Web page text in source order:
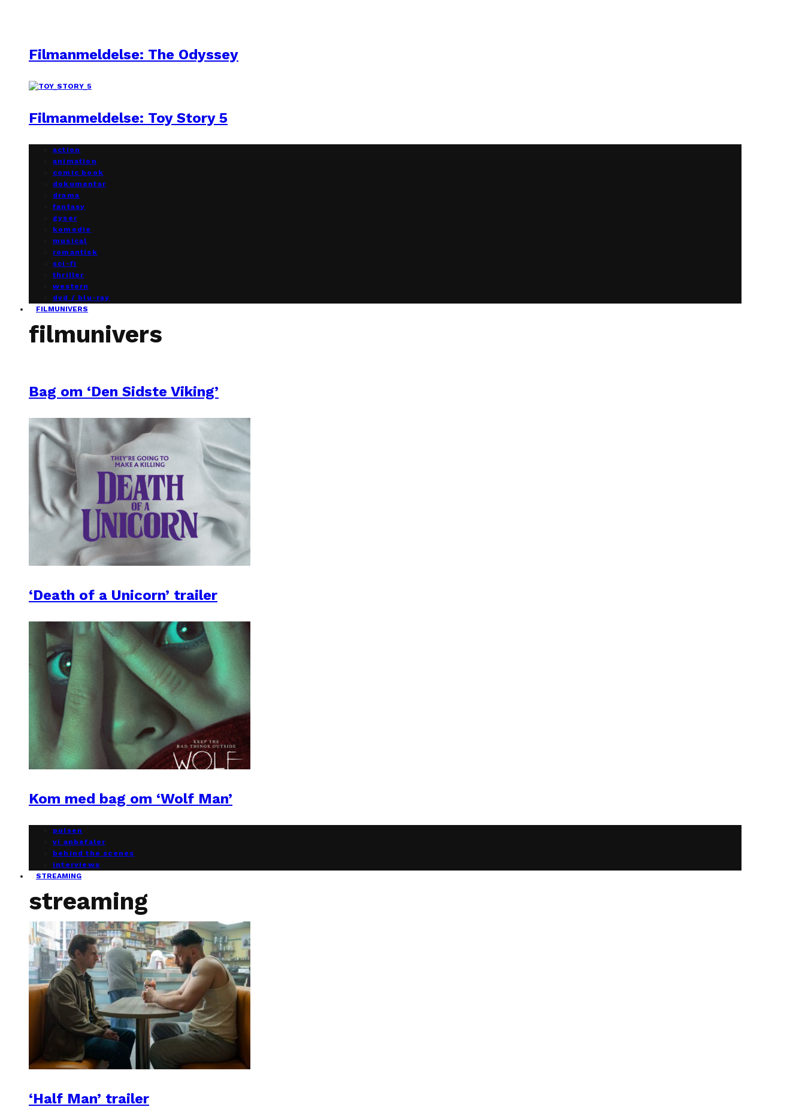
Filmanmeldelse: The Odyssey
Filmanmeldelse: Toy Story 5
action
animation
comic book
dokumentar
drama
fantasy
gyser
komedie
musical
romantisk
sci-fi
thriller
western
dvd / blu-ray
FILMUNIVERS
filmunivers
Bag om ‘Den Sidste Viking’
‘Death of a Unicorn’ trailer
Kom med bag om ‘Wolf Man’
pulsen
vi anbefaler
behind the scenes
interviews
STREAMING
streaming
‘Half Man’ trailer